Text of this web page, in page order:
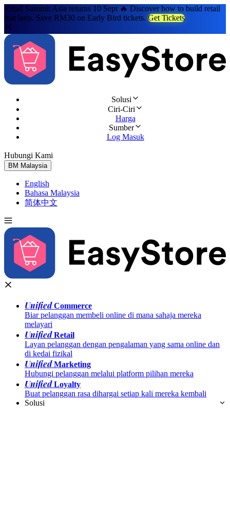
Retail Summit Asia returns 10 Sept 🔥 Discover how to build retail
that lasts. Save RM30 on Early Bird tickets. Get Tickets
Solusi
Ciri-Ciri
Harga
Sumber
Log Masuk
Hubungi Kami
BM Malaysia
English
Bahasa Malaysia
简体中文
UnifiedCommerce
Biar pelanggan membeli online di mana sahaja mereka
melayari
UnifiedRetail
Layan pelanggan dengan pengalaman yang sama online dan
di kedai fizikal
UnifiedMarketing
Hubungi pelanggan melalui platform pilihan mereka
UnifiedLoyalty
Buat pelanggan rasa dihargai setiap kali mereka kembali
Solusi